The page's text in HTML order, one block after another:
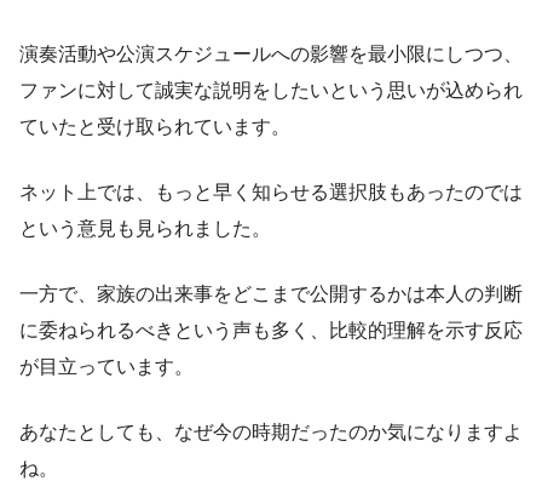
演奏活動や公演スケジュールへの影響を最小限にしつつ、
ファンに対して誠実な説明をしたいという思いが込められ
ていたと受け取られています。
ネット上では、もっと早く知らせる選択肢もあったのでは
という意見も見られました。
一方で、家族の出来事をどこまで公開するかは本人の判断
に委ねられるべきという声も多く、比較的理解を示す反応
が目立っています。
あなたとしても、なぜ今の時期だったのか気になりますよ
ね。